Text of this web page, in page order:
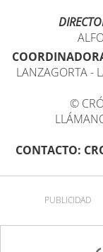
LANZAGORTA
©
CONTACTO:
PUBLICIDAD